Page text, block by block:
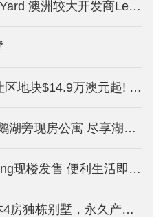
布里斯班现房公寓The Yard 澳洲较大开发商Lendlease打造
珀斯Baldivis花园别墅社区地块$14.9万澳元起! 土地别墅套餐$31.9万澳元起！租金回报达5%! 均免海外人士附加税！
Queens Riverside | 天鹅湖旁现房公寓 尽享湖边度假式生活
Vicinity | Cockburn Living现楼发售 便利生活即日起
20万RMB首付，墨尔本4房独栋别墅，永久产权的土地